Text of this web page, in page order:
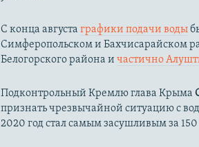
С конца августаграфики подачи воды
Симферопольском и Бахчисарайском
Белогорского района ичастично
Подконтрольный Кремлю глава Крыма
признать чрезвычайной ситуацию с
2020 год стал самым засушливым за